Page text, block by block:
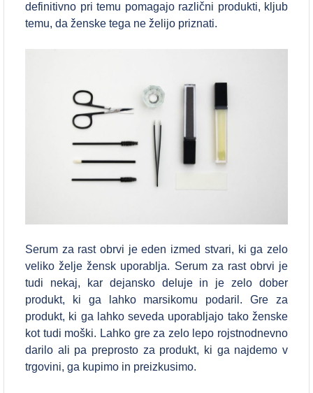
definitivno pri temu pomagajo različni produkti, kljub
temu, da ženske tega ne želijo priznati.
Serum za rast obrvi je eden izmed stvari, ki ga zelo
veliko želje žensk uporablja. Serum za rast obrvi je
tudi nekaj, kar dejansko deluje in je zelo dober
produkt, ki ga lahko marsikomu podaril. Gre za
produkt, ki ga lahko seveda uporabljajo tako ženske
kot tudi moški. Lahko gre za zelo lepo rojstnodnevno
darilo ali pa preprosto za produkt, ki ga najdemo v
trgovini, ga kupimo in preizkusimo.